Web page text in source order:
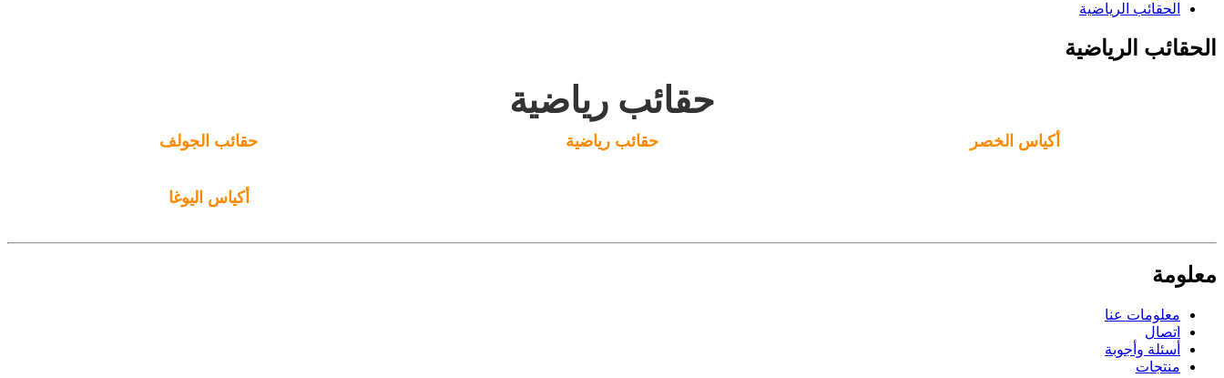
الحقائب الرياضية
الحقائب الرياضية
حقائب رياضية
حقائب الجولف حقائب رياضية أكياس الخصر
أكياس اليوغا
معلومة
معلومات عنا
اتصال
أسئلة وأجوبة
منتجات